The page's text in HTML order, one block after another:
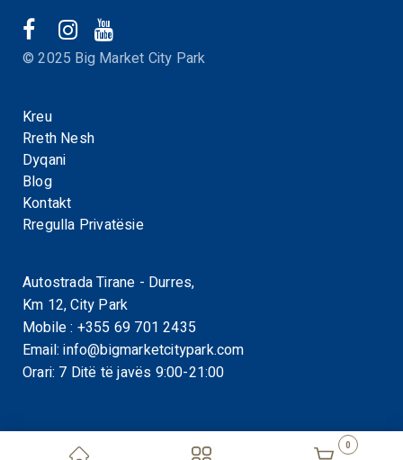
0
© 2025 Big Market City Park
Kreu
Rreth Nesh
Dyqani
Blog
Kontakt
Rregulla Privatësie
Autostrada Tirane - Durres,
Km 12, City Park
Mobile : +355 69 701 2435
Email:info@bigmarketcitypark.com
Orari: 7 Ditë të javës 9:00-21:00